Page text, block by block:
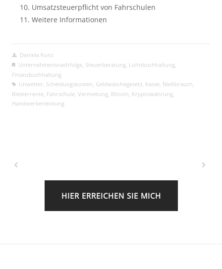
Umsatzsteuerpflicht von Fahrschulen
Weitere Informationen
Daniela Kunz
Unternehmensnachfolge, Steuerberatung Lohnbuchhaltung
Finanzbuchhaltung
Unwetter Scheidungskosten Geldwäschegesetz, Kasse, Nießbrauch
Riesterrente Fahrschule Vermietung Bitcoin Kryptowährung
Handwerkerleistung
HIER ERREICHEN SIE MICH